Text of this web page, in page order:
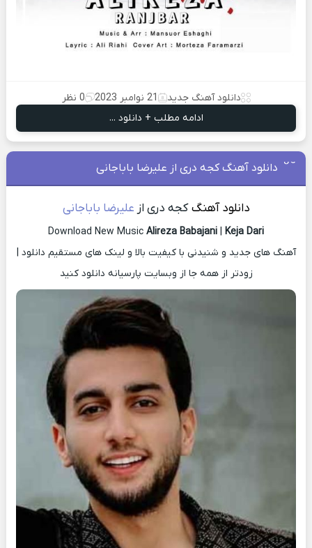
دانلود آهنگ جدید 21 نوامبر 2023
0 نظر
ادامه مطلب + دانلود ...
دانلود آهنگ کجه دری از علیرضا باباجانی
دانلود آهنگ کجه دری از علیرضا باباجانی
Download New Music Alireza Babajani | Keja Dari
آهنگ های جدید و شنیدنی با کیفیت بالا و لینک های مستقیم دانلود |
زودتر از همه جا از وبسایت پارسیانه دانلود کنید